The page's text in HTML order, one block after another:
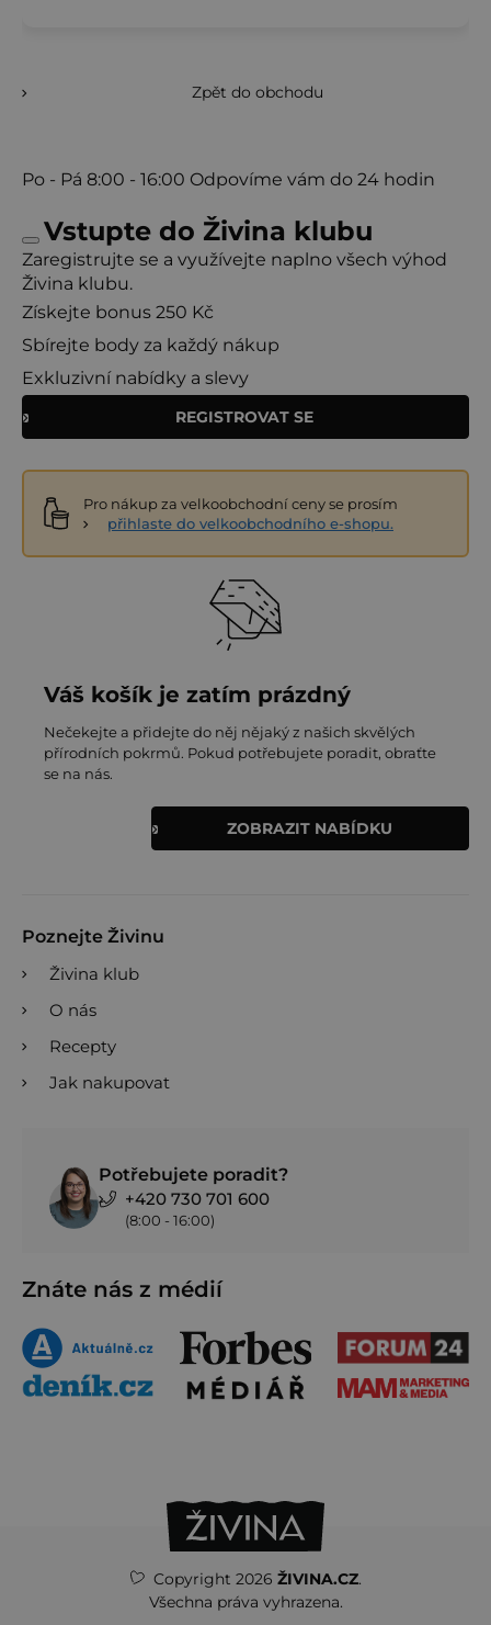
Zpět do obchodu
Po - Pá 8:00 - 16:00 Odpovíme vám do 24 hodin
Vstupte do Živina klubu
Zaregistrujte se a využívejte naplno všech výhod
Živina klubu.
Získejte bonus 250 Kč
Sbírejte body za každý nákup
Exkluzivní nabídky a slevy
REGISTROVAT SE
Pro nákup za velkoobchodní ceny se prosím
přihlaste do velkoobchodního e-shopu.
Váš košík je zatím prázdný
Nečekejte a přidejte do něj nějaký z našich skvělých
přírodních pokrmů. Pokud potřebujete poradit, obraťte
se na nás.
ZOBRAZIT NABÍDKU
Poznejte Živinu
Živina klub
O nás
Recepty
Jak nakupovat
Potřebujete poradit?
+420 730 701 600
(8:00 - 16:00)
Znáte nás z médií
Copyright 2026 ŽIVINA.CZ.
Všechna práva vyhrazena.